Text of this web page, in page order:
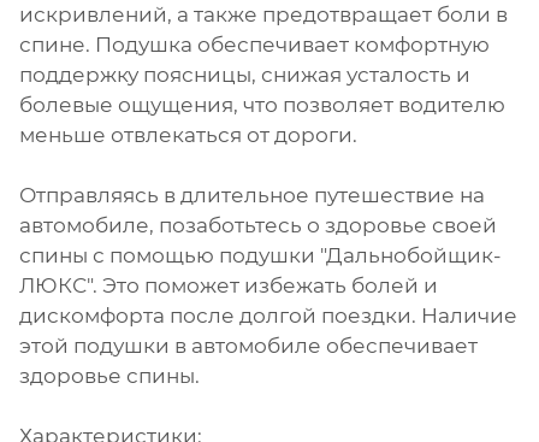
искривлений, а также предотвращает боли в
спине. Подушка обеспечивает комфортную
поддержку поясницы, снижая усталость и
болевые ощущения, что позволяет водителю
меньше отвлекаться от дороги.
Отправляясь в длительное путешествие на
автомобиле, позаботьтесь о здоровье своей
спины с помощью подушки "Дальнобойщик-
ЛЮКС". Это поможет избежать болей и
дискомфорта после долгой поездки. Наличие
этой подушки в автомобиле обеспечивает
здоровье спины.
Характеристики: